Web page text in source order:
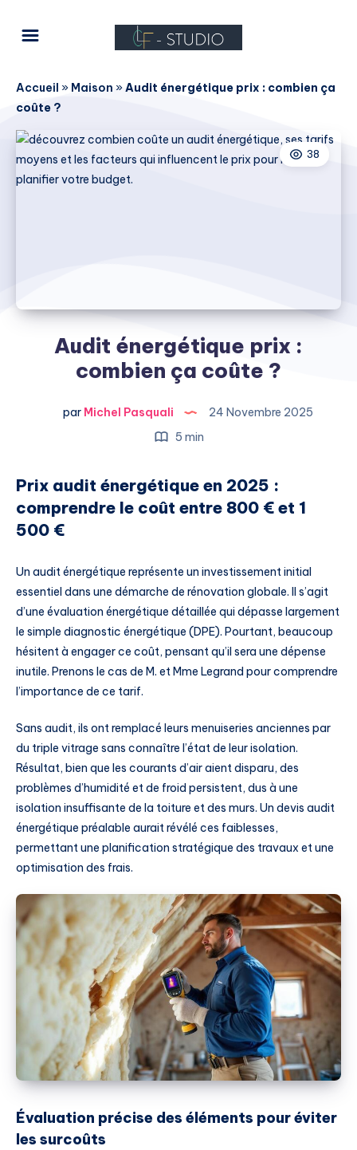
Accueil » Maison »Audit énergétique prix : combien ça
coûte ?
38
Audit énergétique prix :
combien ça coûte ?
parMichel Pasquali
24 Novembre 2025
5 min
Prix audit énergétique en 2025 :
comprendre le coût entre 800 € et 1
500 €
Un audit énergétique représente un investissement initial
essentiel dans une démarche de rénovation globale. Il s’agit
d’une évaluation énergétique détaillée qui dépasse largement
le simple diagnostic énergétique (DPE). Pourtant, beaucoup
hésitent à engager ce coût, pensant qu’il sera une dépense
inutile. Prenons le cas de M. et Mme Legrand pour comprendre
l’importance de ce tarif.
Sans audit, ils ont remplacé leurs menuiseries anciennes par
du triple vitrage sans connaître l’état de leur isolation.
Résultat, bien que les courants d’air aient disparu, des
problèmes d’humidité et de froid persistent, dus à une
isolation insuffisante de la toiture et des murs. Un devis audit
énergétique préalable aurait révélé ces faiblesses,
permettant une planification stratégique des travaux et une
optimisation des frais.
Évaluation précise des éléments pour éviter
les surcoûts